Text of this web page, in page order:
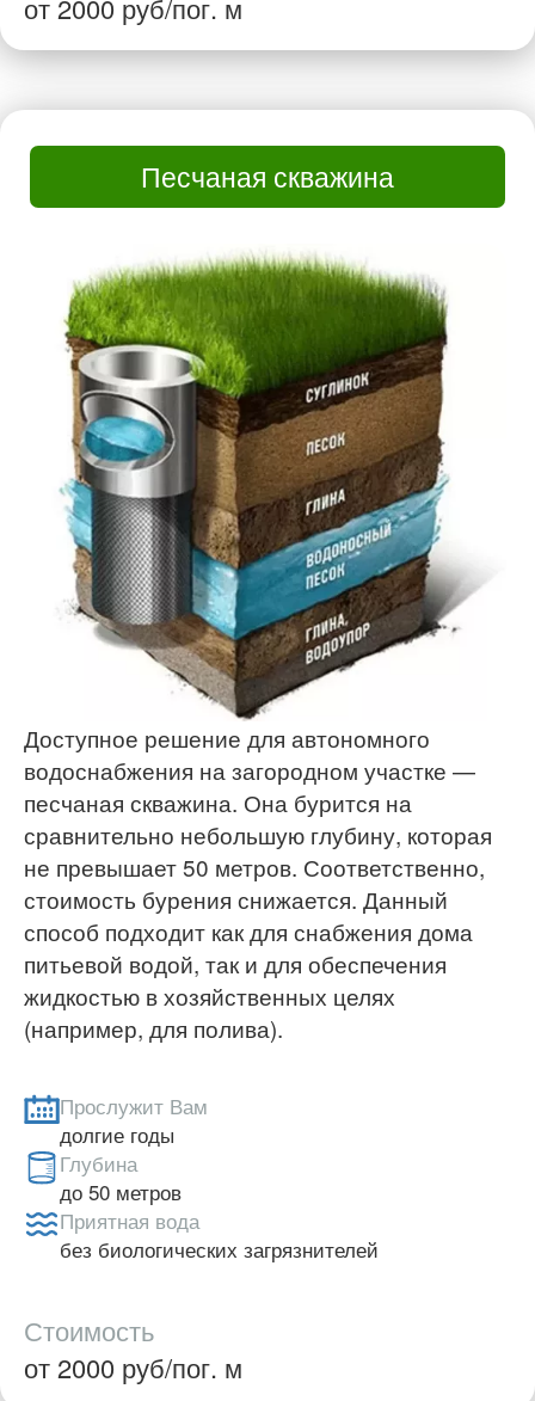
от 2000 руб/пог. м
Песчаная скважина
Доступное решение для автономного
водоснабжения на загородном участке —
песчаная скважина. Она бурится на
сравнительно небольшую глубину, которая
не превышает 50 метров. Соответственно,
стоимость бурения снижается. Данный
способ подходит как для снабжения дома
питьевой водой, так и для обеспечения
жидкостью в хозяйственных целях
(например, для полива).
Прослужит Вам
долгие годы
Глубина
до 50 метров
Приятная вода
без биологических загрязнителей
Стоимость
от 2000 руб/пог. м